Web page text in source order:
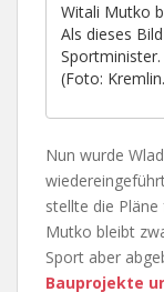
Witali Mutko
Als dieses
Sportminister.
(Foto:
Nun wurde
stellte die
Mutko bleibt
Sport aber
Bauprojekte